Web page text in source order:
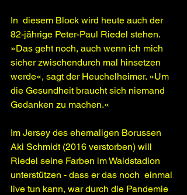
In  diesem Block wird heute auch der
82-jährige Peter-Paul Riedel stehen.
»Das geht noch, auch wenn ich mich
sicher zwischendurch mal hinsetzen
werde«, sagt der Heuchelheimer. »Um
die Gesundheit braucht sich niemand
Gedanken zu machen.«
Im Jersey des ehemaligen Borussen
Aki Schmidt (2016 verstorben) will
Riedel seine Farben im Waldstadion
unterstützen - dass er das noch  einmal
live tun kann, war durch die Pandemie